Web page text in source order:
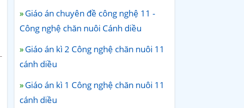
Giáo án chuyên đề công nghệ 11 -
Công nghệ chăn nuôi Cánh diều
Giáo án kì 2 Công nghệ chăn nuôi 11
cánh diều
Giáo án kì 1 Công nghệ chăn nuôi 11
cánh diều